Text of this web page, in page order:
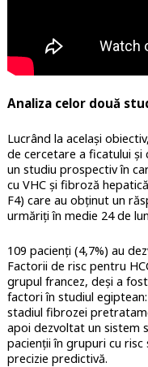
Analiza celor două
Lucrând la același
de cercetare a ficatului și
un studiu prospectiv în
cu VHC și fibroză
F4) care au obținut un
urmăriți în medie 24 de
109 pacienți (4,7%) au
Factorii de risc pentru
grupul francez, deși a
factori în studiul
stadiul fibrozei
apoi dezvoltat un sistem
pacienții în grupuri cu
precizie predictivă.